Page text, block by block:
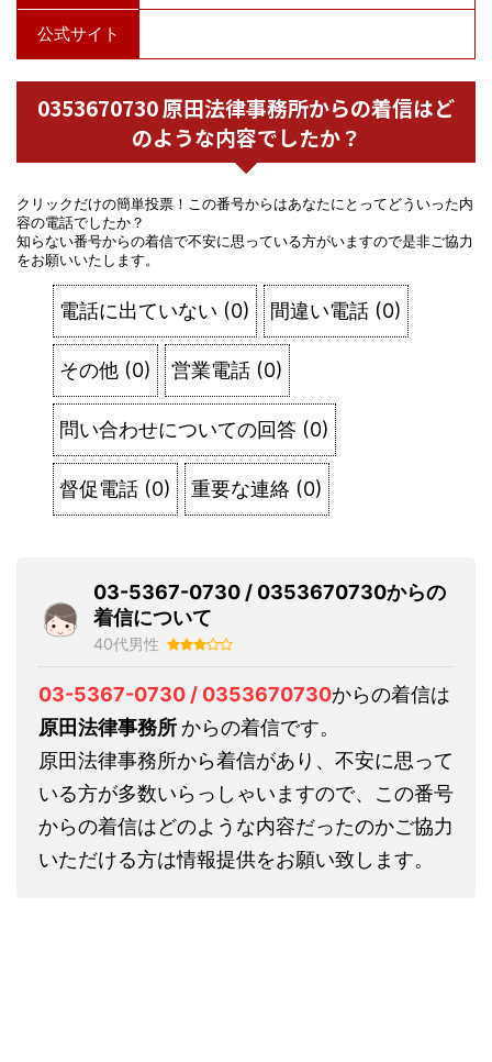
公式サイト
0353670730 原田法律事務所からの着信はど
のような内容でしたか？
クリックだけの簡単投票！この番号からはあなたにとってどういった内
容の電話でしたか？
知らない番号からの着信で不安に思っている方がいますので是非ご協力
をお願いいたします。
電話に出ていない (0) 間違い電話 (0)
その他 (0) 営業電話 (0)
問い合わせについての回答 (0)
督促電話 (0) 重要な連絡 (0)
03-5367-0730 / 0353670730からの
着信について
40代男性
03-5367-0730 / 0353670730からの着信は
原田法律事務所からの着信です。
原田法律事務所から着信があり、不安に思って
いる方が多数いらっしゃいますので、この番号
からの着信はどのような内容だったのかご協力
いただける方は情報提供をお願い致します。